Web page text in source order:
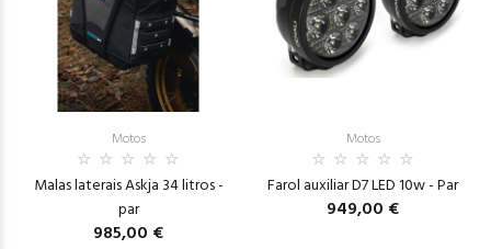
Motos
Malas laterais Askja 34 litros -
par
985,00 €
Motos
Farol auxiliar D7 LED 10w - Par
949,00 €